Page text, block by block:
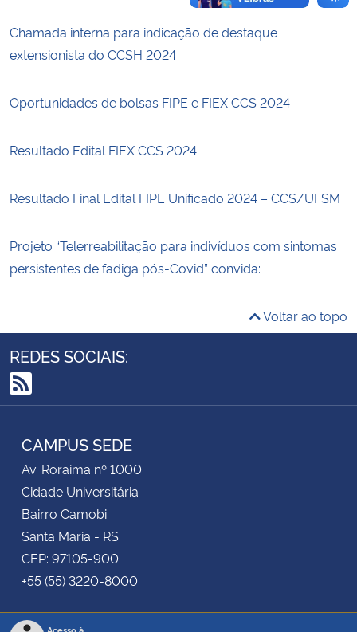
Gabinete de Segurança Institucional
Chamada interna para indicação de destaque
extensionista do CCSH 2024
Oportunidades de bolsas FIPE e FIEX CCS 2024
Resultado Edital FIEX CCS 2024
Resultado Final Edital FIPE Unificado 2024 – CCS/UFSM
Projeto “Telerreabilitação para indivíduos com sintomas
persistentes de fadiga pós-Covid” convida:
Voltar ao topo
REDES SOCIAIS:
RSS
CAMPUS SEDE
Av. Roraima nº 1000
Cidade Universitária
Bairro Camobi
Santa Maria - RS
CEP: 97105-900
+55 (55) 3220-8000